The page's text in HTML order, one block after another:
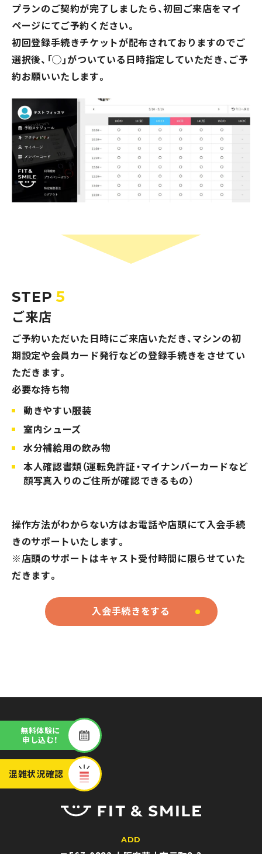
プランのご契約が完了しましたら、初回ご来店をマイ
ページにてご予約ください。
初回登録手続きチケットが配布されておりますのでご
選択後、「◯」がついている日時指定していただき、ご予
約お願いいたします。
STEP 5
ご来店
ご予約いただいた日時にご来店いただき、マシンの初
期設定や会員カード発行などの登録手続きをさせてい
ただきます。
必要な持ち物
動きやすい服装
室内シューズ
水分補給用の飲み物
本人確認書類（運転免許証・マイナンバーカードなど
顔写真入りのご住所が確認できるもの）
操作方法がわからない方はお電話や店頭にて入会手続
きのサポートいたします。
※店頭のサポートはキャスト受付時間に限らせていた
だきます。
入会手続きをする
無料体験に
申し込む！
混雑状況確認
ADD